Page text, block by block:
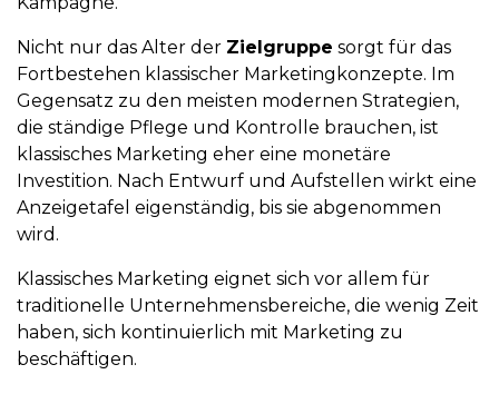
Nicht nur das Alter der Zielgruppe sorgt für das
Fortbestehen klassischer Marketingkonzepte. Im
Gegensatz zu den meisten modernen Strategien,
die ständige Pflege und Kontrolle brauchen, ist
klassisches Marketing eher eine monetäre
Investition. Nach Entwurf und Aufstellen wirkt eine
Anzeigetafel eigenständig, bis sie abgenommen
wird.
Klassisches Marketing eignet sich vor allem für
traditionelle Unternehmensbereiche, die wenig Zeit
haben, sich kontinuierlich mit Marketing zu
beschäftigen.